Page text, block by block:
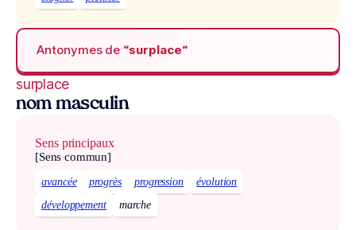
Antonymes de “surplace“
surplace
nom masculin
Sens principaux
[Sens commun]
avancée progrès progression
évolution
développement
marche